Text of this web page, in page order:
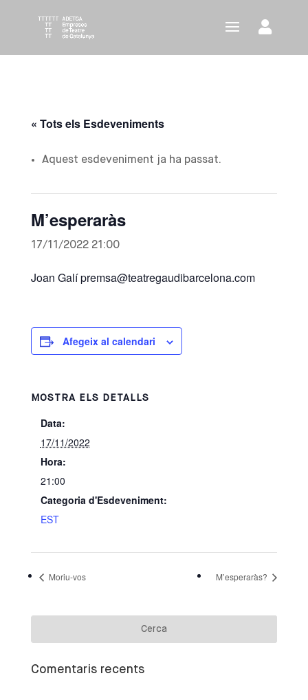
« Tots els Esdeveniments
Aquest esdeveniment ja ha passat.
M’esperaràs
17/11/2022 21:00
Joan Galí premsa@teatregaudibarcelona.com
Afegeix al calendari
MOSTRA ELS DETALLS
Data:
17/11/2022
Hora:
21:00
Categoria d'Esdeveniment:
EST
Moriu-vos M’esperaràs?
Comentaris recents